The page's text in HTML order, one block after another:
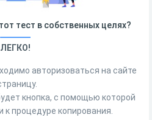
тест в собственных целях?
ЛЕГКО!
авторизоваться на сайте
кнопка, с помощью которой
процедуре копирования.